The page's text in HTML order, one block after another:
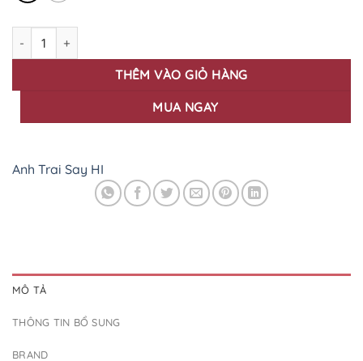
BST Áo thun Anh Trai Say Hi - Nicky - Hình In KTS Cao Cấp số
THÊM VÀO GIỎ HÀNG
MUA NGAY
Anh Trai Say HI
MÔ TẢ
THÔNG TIN BỔ SUNG
BRAND